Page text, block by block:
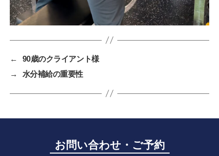
←
90歳のクライアント様
→
水分補給の重要性
お問い合わせ・ご予約